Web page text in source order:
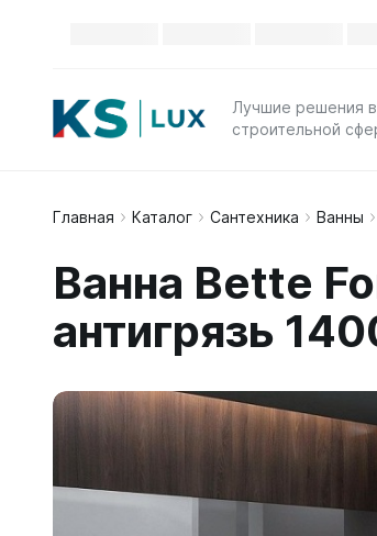
Лучшие решения в
строительной
Главная Каталог Сантехника Ванны
Ванна Bette
антигрязь